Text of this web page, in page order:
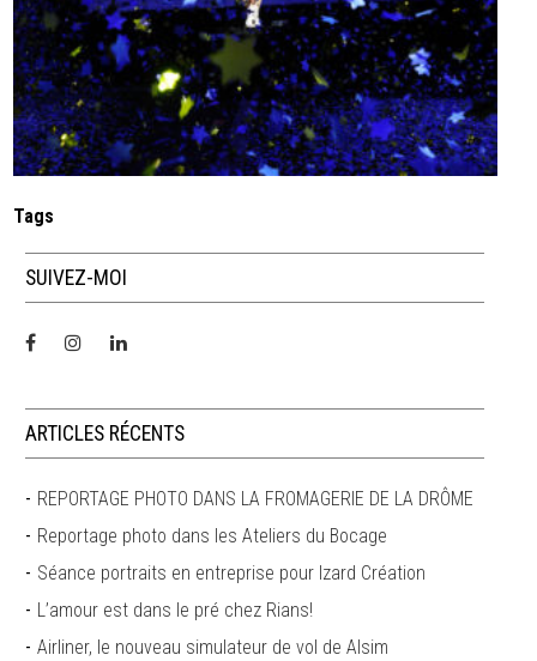
Tags
SUIVEZ-MOI
ARTICLES RÉCENTS
REPORTAGE PHOTO DANS LA FROMAGERIE DE LA DRÔME
Reportage photo dans les Ateliers du Bocage
Séance portraits en entreprise pour Izard Création
L’amour est dans le pré chez Rians!
Airliner, le nouveau simulateur de vol de Alsim